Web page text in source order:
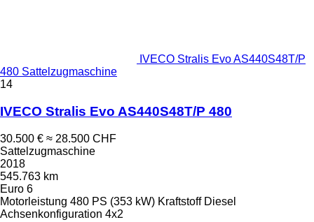
IVECO Stralis Evo AS440S48T/P
480 Sattelzugmaschine
14
IVECO Stralis Evo AS440S48T/P 480
30.500 € ≈ 28.500 CHF
Sattelzugmaschine
2018
545.763 km
Euro 6
Motorleistung 480 PS (353 kW) Kraftstoff Diesel
Achsenkonfiguration 4x2